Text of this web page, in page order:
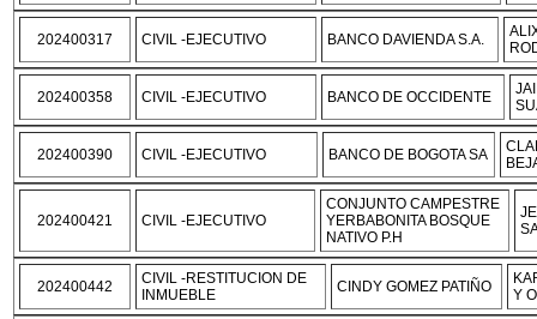
202400317 CIVIL -EJECUTIVO BANCO DAVIENDA S.A.
202400358 CIVIL -EJECUTIVO BANCO DE OCCIDENTE
202400390 CIVIL -EJECUTIVO BANCO DE BOGOTA SA
202400421 CIVIL -EJECUTIVO
CONJUNTO CAMPESTRE
YERBABONITA BOSQUE
NATIVO P.H
202400442
CIVIL -RESTITUCION DE
INMUEBLE
CINDY GOMEZ PATIÑO
Y